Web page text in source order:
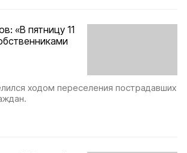
«В пятницу 11
ходом переселения пострадавших